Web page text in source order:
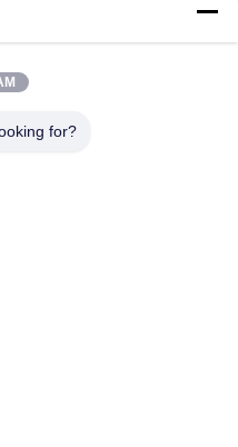
για τον έλεγχο
του τοπίου Υφάσματα
προστασίας ανάπτυξης
for?